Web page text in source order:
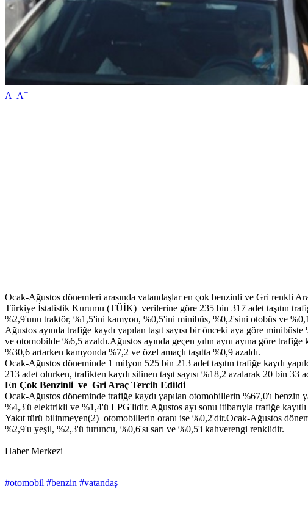
A- A+
Ocak-Ağustos dönemleri arasında vatandaşlar en çok benzinli ve Gri renkli
Türkiye İstatistik Kurumu (TÜİK) verilerine göre 235 bin 317 adet taşıtın
%2,9'unu traktör, %1,5'ini kamyon, %0,5'ini minibüs, %0,2'sini otobüs ve
Ağustos ayında trafiğe kaydı yapılan taşıt sayısı bir önceki aya göre
ve otomobilde %6,5 azaldı.Ağustos ayında geçen yılın aynı ayına göre
%30,6 artarken kamyonda %7,2 ve özel amaçlı taşıtta %0,9 azaldı.
Ocak-Ağustos döneminde 1 milyon 525 bin 213 adet taşıtın trafiğe kaydı
213 adet olurken, trafikten kaydı silinen taşıt sayısı %18,2 azalarak 20 bin
En Çok Benzinli ve Gri Araç Tercih Edildi
Ocak-Ağustos döneminde trafiğe kaydı yapılan otomobillerin %67,0'ı
%4,3'ü elektrikli ve %1,4'ü LPG'lidir. Ağustos ayı sonu itibarıyla trafiğe
Yakıt türü bilinmeyen(2) otomobillerin oranı ise %0,2'dir.Ocak-Ağustos
%2,9'u yeşil, %2,3'ü turuncu, %0,6'sı sarı ve %0,5'i kahverengi renklidir.
Haber Merkezi
#otomobil #benzin #vatandaş